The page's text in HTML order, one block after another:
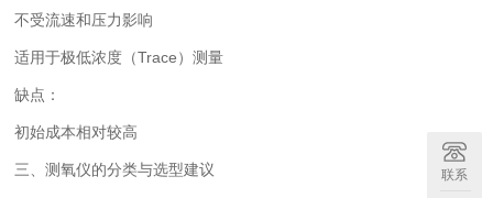
不受流速和压力影响
适用于极低浓度（Trace）测量
缺点：
初始成本相对较高
三、测氧仪的分类与选型建议 联系